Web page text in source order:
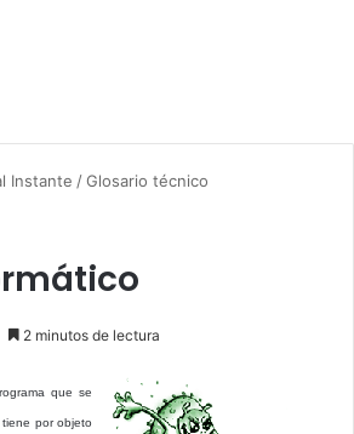
Instante /Glosario técnico
2 minutos de lectura
que se
por objeto